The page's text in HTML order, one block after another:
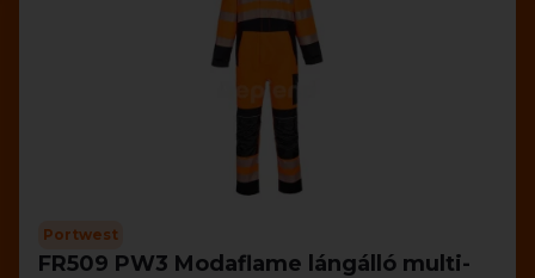
Portwest
FR509 PW3 Modaflame lángálló multi-